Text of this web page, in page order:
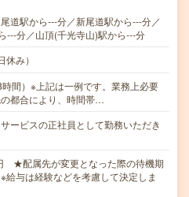
道駅から---分／新尾道駅から---分／
---分／山頂(千光寺山)駅から---分
み）
間）※上記は一例です。業務上必要
都合により、時間帯…
ービスの正社員として勤務いただき
★配属先が変更となった際の待機期
与は経験などを考慮して決定しま